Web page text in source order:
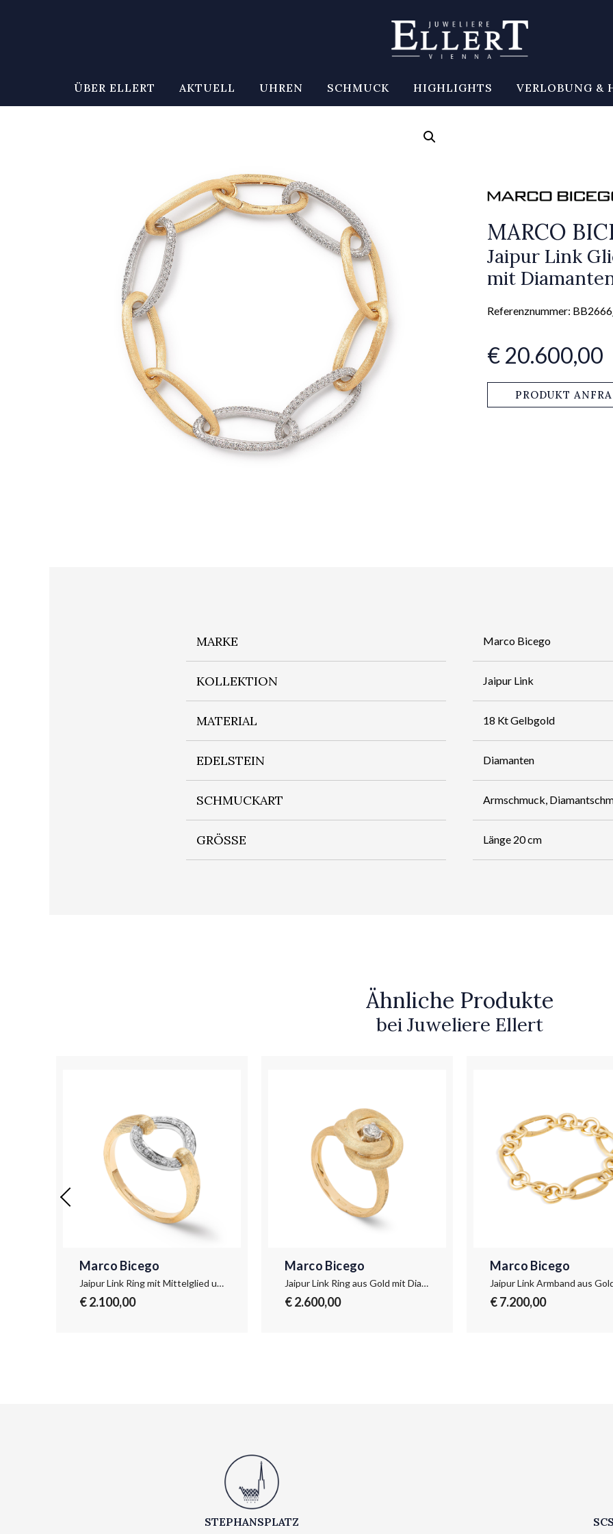
ÜBER ELLERT AKTUELL UHREN SCHMUCK HIGHLIGHTS VERLOBUNG &
MARCO
Jaipur Link
mit
Referenznummer:
€ 20.600,00
PRODUKT
MARKE Marco Bicego
KOLLEKTION Jaipur Link
MATERIAL 18 Kt Gelbgold
EDELSTEIN Diamanten
SCHMUCKART Armschmuck,
GRÖSSE Länge 20 cm
Ähnliche Produkte
bei Juweliere Ellert
Marco Bicego
Jaipur Link Ring mit Mittelglied und Diamantpavé
€ 2.100,00
Marco Bicego
Jaipur Link Ring aus Gold mit Diamanten
€ 2.600,00
Marco Bicego
€ 7.200,00
STEPHANSPLATZ